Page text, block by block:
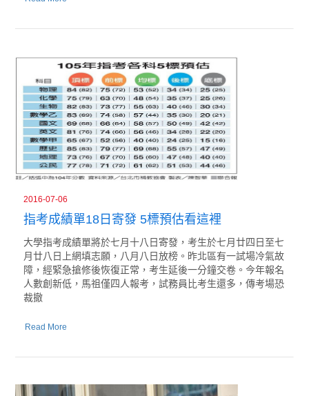
2016-07-06
指考成績單18日寄發 5標預估看這裡
大學指考成績單將於七月十八日寄發，考生於七月廿四日至七
月廿八日上網填志願，八月八日放榜。昨北區有一試場冷氣故
障，經緊急搶修後恢復正常，考生延後一分鐘交卷。今年報名
人數創新低，馬祖僅四人報考，試務員比考生還多，傳考場恐
裁撤
Read More